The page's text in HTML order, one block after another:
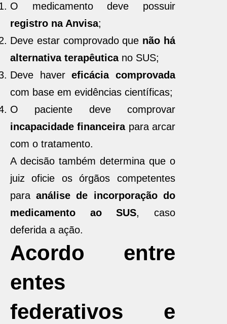
O medicamento deve possuir
registro na Anvisa;
Deve estar comprovado que não há
alternativa terapêuticano SUS;
Deve havereficácia comprovada
com base em evidências científicas;
O paciente deve comprovar
incapacidade financeirapara arcar
com o tratamento.
A decisão também determina que o
juiz oficie os órgãos competentes
paraanálise de incorporação do
medicamento ao SUS, caso
deferida a ação.
Acordo entre
entes
federativos e